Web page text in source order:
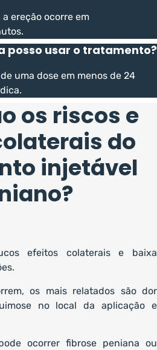
ereção ocorre em
posso usar o tratamento?
uma dose em menos de 24
os riscos e
do
injetável
efeitos colaterais e baixa
os mais relatados são dor
no local da aplicação e
ocorrer fibrose peniana ou